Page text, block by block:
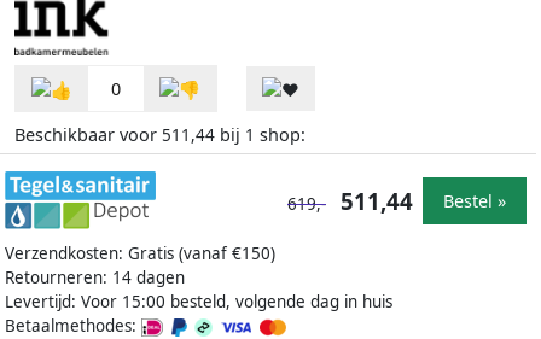
0
Beschikbaar voor 511,44 bij 1 shop:
Verzendkosten: Gratis (vanaf €150)
Retourneren: 14 dagen
Levertijd: Voor 15:00 besteld, volgende dag in huis
Betaalmethodes:
619,- 511,44 Bestel »